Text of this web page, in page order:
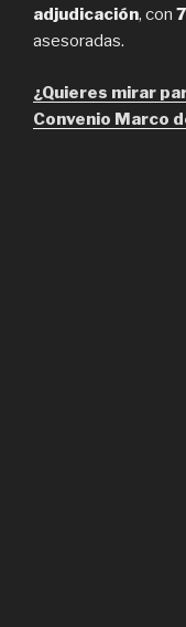
adjudicación, con
asesoradas.
¿Quieres mirar
Convenio Marco